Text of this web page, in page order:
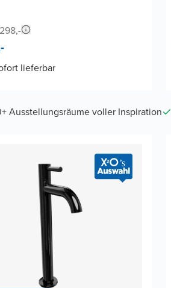
lieferbar
Ausstellungsräume voller Inspiration